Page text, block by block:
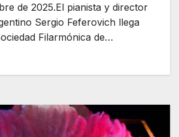
de 2025.El pianista y director
Sergio Feferovich llega
Filarmónica de…